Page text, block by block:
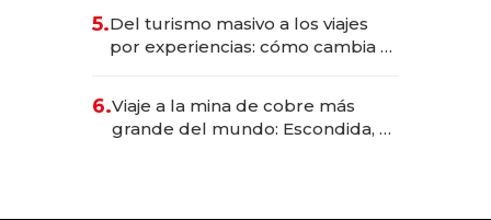
transformadoras
5.Del turismo masivo a los viajes
por experiencias: cómo cambia el
6.Viaje a la mina de cobre más
grande del mundo: Escondida, el